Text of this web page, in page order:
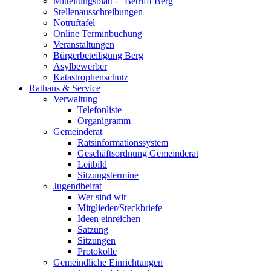
Stellenausschreibungen
Notruftafel
Online Terminbuchung
Veranstaltungen
Bürgerbeteiligung Berg
Asylbewerber
Katastrophenschutz
Rathaus & Service
Verwaltung
Telefonliste
Organigramm
Gemeinderat
Ratsinformationssystem
Geschäftsordnung Gemeinderat
Leitbild
Sitzungstermine
Jugendbeirat
Wer sind wir
Mitglieder/Steckbriefe
Ideen einreichen
Satzung
Sitzungen
Protokolle
Gemeindliche Einrichtungen